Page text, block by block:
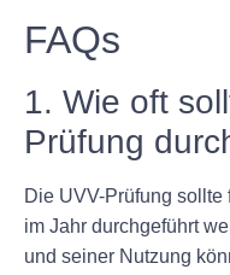
FAQs
1. Wie oft
Prüfung
Die UVV-Prüfung sollte
im Jahr durchgeführt
und seiner Nutzung